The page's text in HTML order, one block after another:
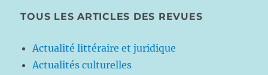
TOUS LES ARTICLES DES REVUES
Actualité littéraire et juridique
Actualités culturelles